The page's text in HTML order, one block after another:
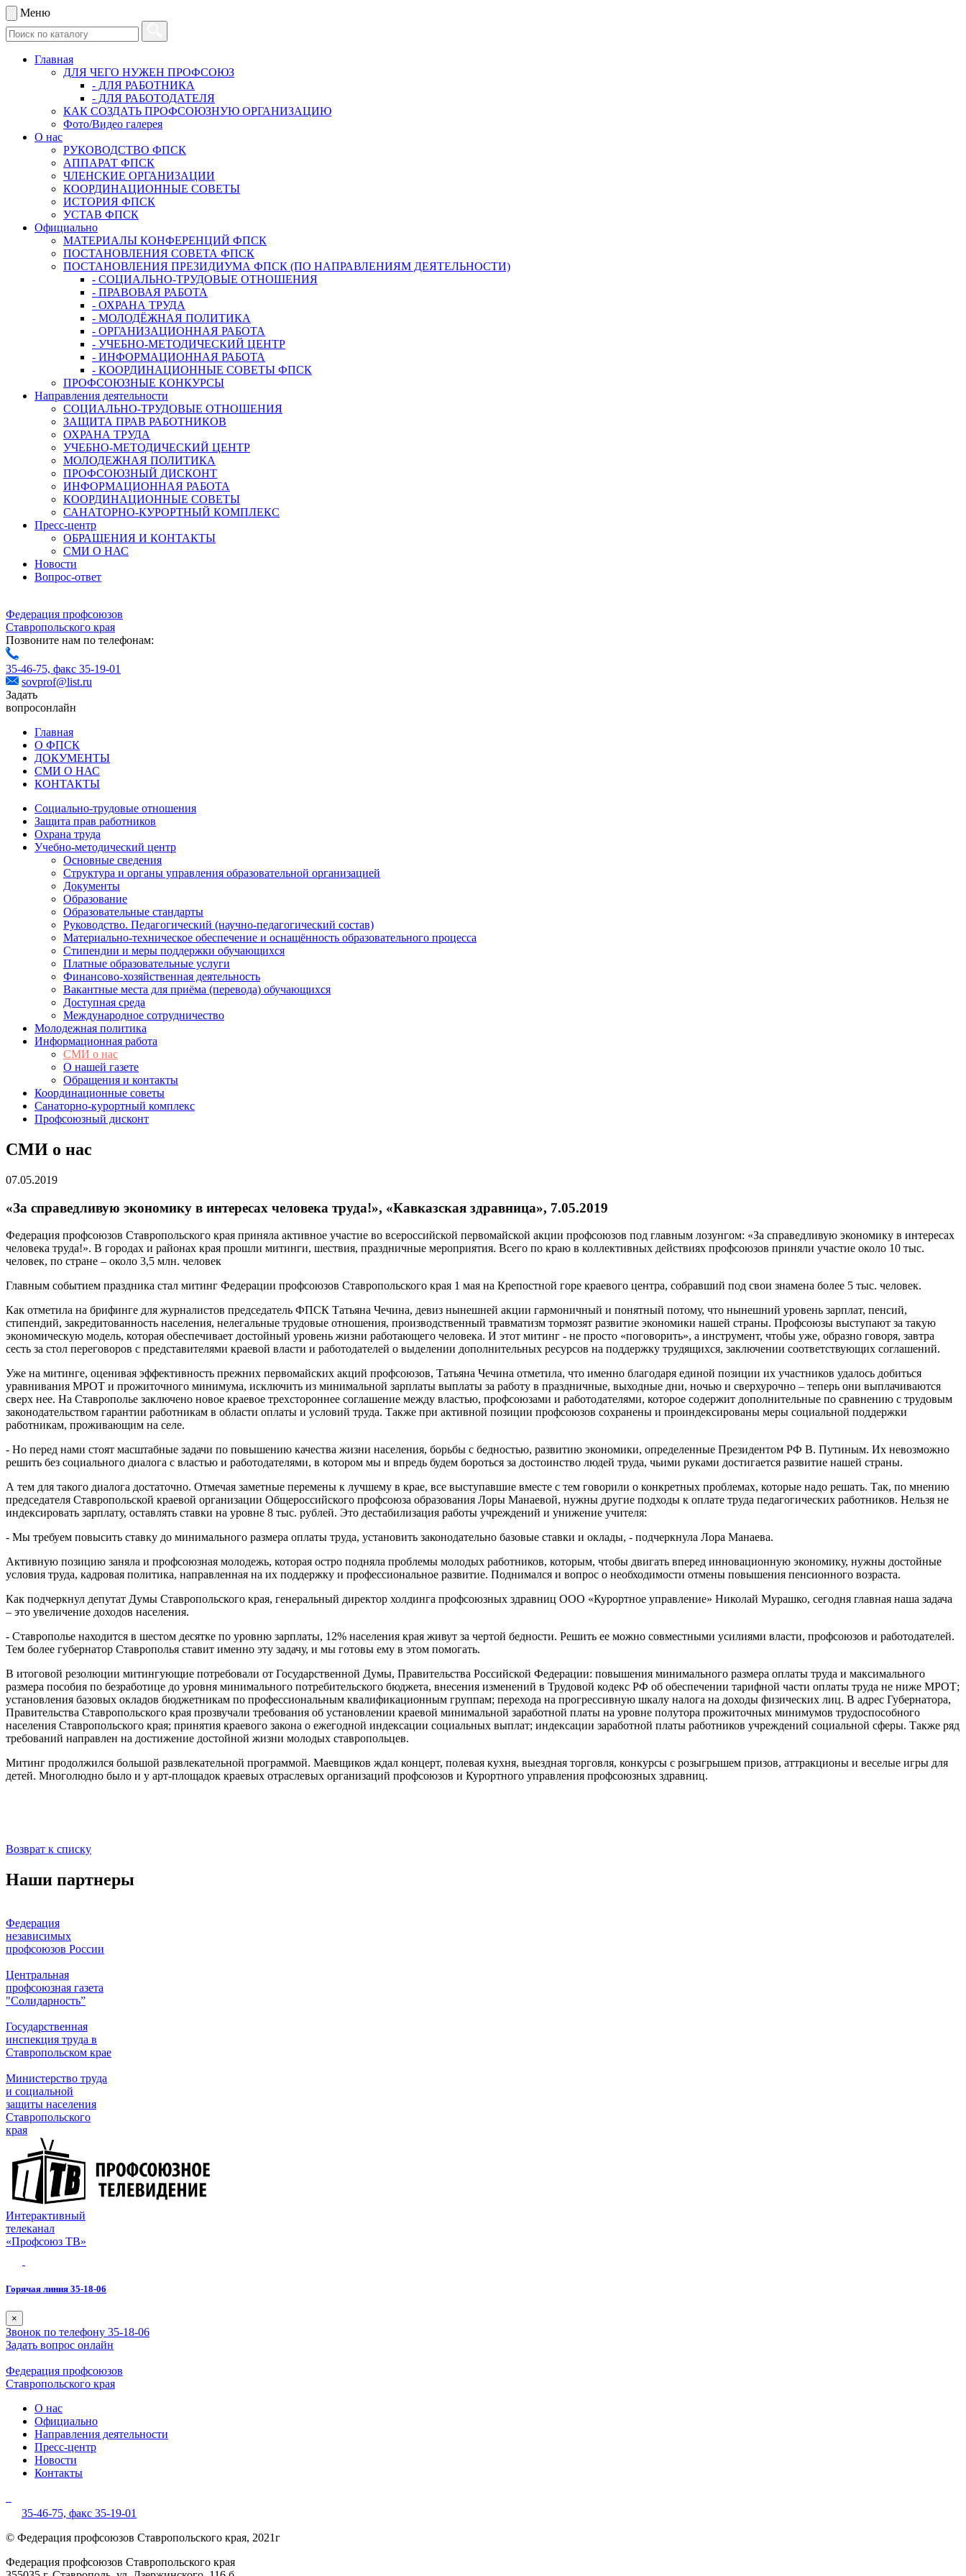
Меню
Главная
ДЛЯ ЧЕГО НУЖЕН ПРОФСОЮЗ
- ДЛЯ РАБОТНИКА
- ДЛЯ РАБОТОДАТЕЛЯ
КАК СОЗДАТЬ ПРОФСОЮЗНУЮ ОРГАНИЗАЦИЮ
Фото/Видео галерея
О нас
РУКОВОДСТВО ФПСК
АППАРАТ ФПСК
ЧЛЕНСКИЕ ОРГАНИЗАЦИИ
КООРДИНАЦИОННЫЕ СОВЕТЫ
ИСТОРИЯ ФПСК
УСТАВ ФПСК
Официально
МАТЕРИАЛЫ КОНФЕРЕНЦИЙ ФПСК
ПОСТАНОВЛЕНИЯ СОВЕТА ФПСК
ПОСТАНОВЛЕНИЯ ПРЕЗИДИУМА ФПСК (ПО НАПРАВЛЕНИЯМ ДЕЯТЕЛЬНОСТИ)
- СОЦИАЛЬНО-ТРУДОВЫЕ ОТНОШЕНИЯ
- ПРАВОВАЯ РАБОТА
- ОХРАНА ТРУДА
- МОЛОДЁЖНАЯ ПОЛИТИКА
- ОРГАНИЗАЦИОННАЯ РАБОТА
- УЧЕБНО-МЕТОДИЧЕСКИЙ ЦЕНТР
- ИНФОРМАЦИОННАЯ РАБОТА
- КООРДИНАЦИОННЫЕ СОВЕТЫ ФПСК
ПРОФСОЮЗНЫЕ КОНКУРСЫ
Направления деятельности
СОЦИАЛЬНО-ТРУДОВЫЕ ОТНОШЕНИЯ
ЗАЩИТА ПРАВ РАБОТНИКОВ
ОХРАНА ТРУДА
УЧЕБНО-МЕТОДИЧЕСКИЙ ЦЕНТР
МОЛОДЕЖНАЯ ПОЛИТИКА
ПРОФСОЮЗНЫЙ ДИСКОНТ
ИНФОРМАЦИОННАЯ РАБОТА
КООРДИНАЦИОННЫЕ СОВЕТЫ
САНАТОРНО-КУРОРТНЫЙ КОМПЛЕКС
Пресс-центр
ОБРАЩЕНИЯ И КОНТАКТЫ
СМИ О НАС
Новости
Вопрос-ответ
Федерация профсоюзов
Ставропольского края
Позвоните нам по телефонам:
35-46-75, факс 35-19-01
sovprof@list.ru
Задать
вопросонлайн
Главная
О ФПСК
ДОКУМЕНТЫ
СМИ О НАС
КОНТАКТЫ
Социально-трудовые отношения
Защита прав работников
Охрана труда
Учебно-методический центр
Основные сведения
Структура и органы управления образовательной организацией
Документы
Образование
Образовательные стандарты
Руководство. Педагогический (научно-педагогический состав)
Материально-техническое обеспечение и оснащённость образовательного процесса
Стипендии и меры поддержки обучающихся
Платные образовательные услуги
Финансово-хозяйственная деятельность
Вакантные места для приёма (перевода) обучающихся
Доступная среда
Международное сотрудничество
Молодежная политика
Информационная работа
СМИ о нас
О нашей газете
Обращения и контакты
Координационные советы
Санаторно-курортный комплекс
Профсоюзный дисконт
СМИ о нас
07.05.2019
«За справедливую экономику в интересах человека труда!», «Кавказская здравница», 7.05.2019
Федерация профсоюзов Ставропольского края приняла активное участие во всероссийской первомайской акции профсоюзов под главным лозунгом: «За справедливую экономику в интересах
человека труда!». В городах и районах края прошли митинги, шествия, праздничные мероприятия. Всего по краю в коллективных действиях профсоюзов приняли участие около 10 тыс.
человек, по стране – около 3,5 млн. человек
Главным событием праздника стал митинг Федерации профсоюзов Ставропольского края 1 мая на Крепостной горе краевого центра, собравший под свои знамена более 5 тыс. человек.
Как отметила на брифинге для журналистов председатель ФПСК Татьяна Чечина, девиз нынешней акции гармоничный и понятный потому, что нынешний уровень зарплат, пенсий,
стипендий, закредитованность населения, нелегальные трудовые отношения, производственный травматизм тормозят развитие экономики нашей страны. Профсоюзы выступают за такую
экономическую модель, которая обеспечивает достойный уровень жизни работающего человека. И этот митинг - не просто «поговорить», а инструмент, чтобы уже, образно говоря, завтра
сесть за стол переговоров с представителями краевой власти и работодателей о выделении дополнительных ресурсов на поддержку трудящихся, заключении соответствующих соглашений.
Уже на митинге, оценивая эффективность прежних первомайских акций профсоюзов, Татьяна Чечина отметила, что именно благодаря единой позиции их участников удалось добиться
уравнивания МРОТ и прожиточного минимума, исключить из минимальной зарплаты выплаты за работу в праздничные, выходные дни, ночью и сверхурочно – теперь они выплачиваются
сверх нее. На Ставрополье заключено новое краевое трехстороннее соглашение между властью, профсоюзами и работодателями, которое содержит дополнительные по сравнению с трудовым
законодательством гарантии работникам в области оплаты и условий труда. Также при активной позиции профсоюзов сохранены и проиндексированы меры социальной поддержки
работникам, проживающим на селе.
- Но перед нами стоят масштабные задачи по повышению качества жизни населения, борьбы с бедностью, развитию экономики, определенные Президентом РФ В. Путиным. Их невозможно
решить без социального диалога с властью и работодателями, в котором мы и впредь будем бороться за достоинство людей труда, чьими руками достигается развитие нашей страны.
А тем для такого диалога достаточно. Отмечая заметные перемены к лучшему в крае, все выступавшие вместе с тем говорили о конкретных проблемах, которые надо решать. Так, по мнению
председателя Ставропольской краевой организации Общероссийского профсоюза образования Лоры Манаевой, нужны другие подходы к оплате труда педагогических работников. Нельзя не
индексировать зарплату, оставлять ставки на уровне 8 тыс. рублей. Это дестабилизация работы учреждений и унижение учителя:
- Мы требуем повысить ставку до минимального размера оплаты труда, установить законодательно базовые ставки и оклады, - подчеркнула Лора Манаева.
Активную позицию заняла и профсоюзная молодежь, которая остро подняла проблемы молодых работников, которым, чтобы двигать вперед инновационную экономику, нужны достойные
условия труда, кадровая политика, направленная на их поддержку и профессиональное развитие. Поднимался и вопрос о необходимости отмены повышения пенсионного возраста.
Как подчеркнул депутат Думы Ставропольского края, генеральный директор холдинга профсоюзных здравниц ООО «Курортное управление» Николай Мурашко, сегодня главная наша задача
– это увеличение доходов населения.
- Ставрополье находится в шестом десятке по уровню зарплаты, 12% населения края живут за чертой бедности. Решить ее можно совместными усилиями власти, профсоюзов и работодателей.
Тем более губернатор Ставрополья ставит именно эту задачу, и мы готовы ему в этом помогать.
В итоговой резолюции митингующие потребовали от Государственной Думы, Правительства Российской Федерации: повышения минимального размера оплаты труда и максимального
размера пособия по безработице до уровня минимального потребительского бюджета, внесения изменений в Трудовой кодекс РФ об обеспечении тарифной части оплаты труда не ниже МРОТ;
установления базовых окладов бюджетникам по профессиональным квалификационным группам; перехода на прогрессивную шкалу налога на доходы физических лиц. В адрес Губернатора,
Правительства Ставропольского края прозвучали требования об установлении краевой минимальной заработной платы на уровне полутора прожиточных минимумов трудоспособного
населения Ставропольского края; принятия краевого закона о ежегодной индексации социальных выплат; индексации заработной платы работников учреждений социальной сферы. Также ряд
требований направлен на достижение достойной жизни молодых ставропольцев.
Митинг продолжился большой развлекательной программой. Маевщиков ждал концерт, полевая кухня, выездная торговля, конкурсы с розыгрышем призов, аттракционы и веселые игры для
детей. Многолюдно было и у арт-площадок краевых отраслевых организаций профсоюзов и Курортного управления профсоюзных здравниц.
Возврат к списку
Наши партнеры
Федерация
независимых
профсоюзов России
Центральная
профсоюзная газета
"Солидарность”
Государственная
инспекция труда в
Ставропольском крае
Министерство труда
и социальной
защиты населения
Ставропольского
края
Интерактивный
телеканал
«Профсоюз ТВ»
Горячая линия 35-18-06
×
Звонок по телефону 35-18-06
Задать вопрос онлайн
Федерация профсоюзов
Ставропольского края
О нас
Официально
Направления деятельности
Пресс-центр
Новости
Контакты
35-46-75, факс 35-19-01
© Федерация профсоюзов Ставропольского края, 2021г
Федерация профсоюзов Ставропольского края